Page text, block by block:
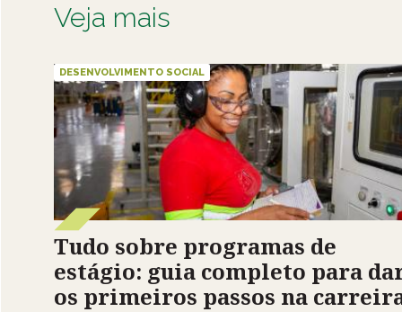
Veja mais
DESENVOLVIMENTO SOCIAL
Tudo sobre programas de
estágio: guia completo para
os primeiros passos na